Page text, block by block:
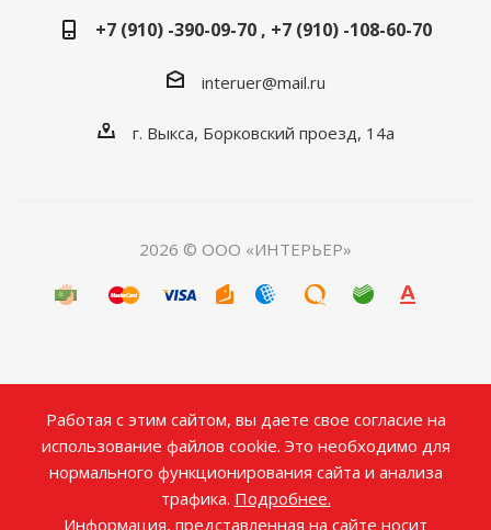
+7 (910) -390-09-70 , +7 (910) -108-60-70
interuer@mail.ru
г. Выкса, Борковский проезд, 14а
2026 © ООО «ИНТЕРЬЕР»
Работая с этим сайтом, вы даете свое согласие на
использование файлов cookie. Это необходимо для
нормального функционирования сайта и анализа
трафика. Подробнее.
Информация, представленная на сайте носит